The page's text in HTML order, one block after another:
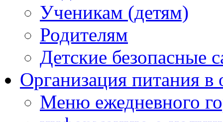
Ученикам (детям)
Родителям
Детские безопасные
Организация питания в
Меню ежедневного